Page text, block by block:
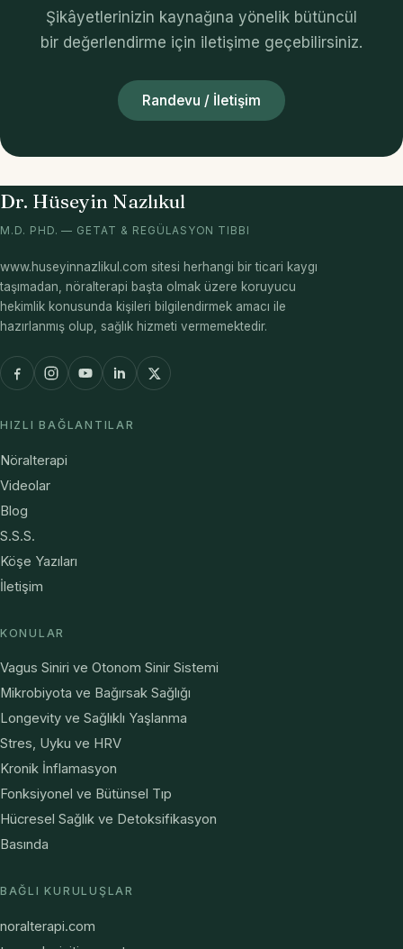
Şikâyetlerinizin kaynağına yönelik bütüncül
bir değerlendirme için iletişime geçebilirsiniz.
Randevu / İletişim
Dr. Hüseyin Nazlıkul
M.D. PHD. — GETAT & REGÜLASYON TIBBI
www.huseyinnazlikul.com sitesi herhangi bir ticari kaygı
taşımadan, nöralterapi başta olmak üzere koruyucu
hekimlik konusunda kişileri bilgilendirmek amacı ile
hazırlanmış olup, sağlık hizmeti vermemektedir.
HIZLI BAĞLANTILAR
Nöralterapi
Videolar
Blog
S.S.S.
Köşe Yazıları
İletişim
KONULAR
Vagus Siniri ve Otonom Sinir Sistemi
Mikrobiyota ve Bağırsak Sağlığı
Longevity ve Sağlıklı Yaşlanma
Stres, Uyku ve HRV
Kronik İnflamasyon
Fonksiyonel ve Bütünsel Tıp
Hücresel Sağlık ve Detoksifikasyon
Basında
BAĞLI KURULUŞLAR
noralterapi.com